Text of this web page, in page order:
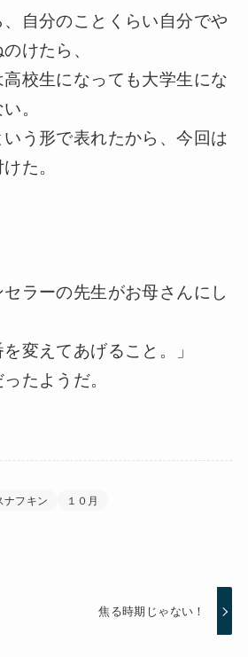
、自分のことくらい自分でや
けたら、
校生になっても大学生にな
。
う形で表れたから、今回は
た。
ラーの先生がお母さんにし
変えてあげること。」
たようだ。
ナフキン １０月
焦る時期じゃない！